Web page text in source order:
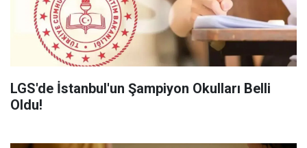
LGS'de İstanbul'un Şampiyon Okulları Belli
Oldu!